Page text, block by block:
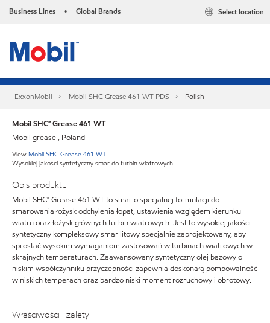
Business Lines • Global Brands Select location
ExxonMobil Mobil SHC Grease 461 WT​ PDS Polish
Mobil SHC™ Grease 461 WT
Mobil grease , Poland
View Mobil SHC Grease 461 WT
Wysokiej jakości syntetyczny smar do turbin wiatrowych
Opis produktu
Mobil SHC™ Grease 461 WT to smar o specjalnej formulacji do
smarowania łożysk odchylenia łopat, ustawienia względem kierunku
wiatru oraz łożysk głównych turbin wiatrowych. Jest to wysokiej jakości
syntetyczny kompleksowy smar litowy specjalnie zaprojektowany, aby
sprostać wysokim wymaganiom zastosowań w turbinach wiatrowych w
skrajnych temperaturach. Zaawansowany syntetyczny olej bazowy o
niskim współczynniku przyczepności zapewnia doskonałą pompowalność
w niskich temperach oraz bardzo niski moment rozruchowy i obrotowy.
Właściwości i zalety